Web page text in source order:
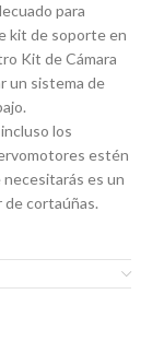
para
kit de soporte en
Kit de Cámara
un sistema de
los
estén
es un
cortaúñas.